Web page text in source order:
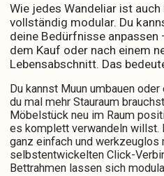
Wie jedes Wandeliar ist auch
vollständig modular. Du
deine Bedürfnisse anpassen
dem Kauf oder nach einem
Lebensabschnitt. Das
Du kannst Muun umbauen oder
du mal mehr Stauraum
Möbelstück neu im Raum
es komplett verwandeln willst.
ganz einfach und werkzeuglos
selbstentwickelten Click-
Bettrahmen lassen sich